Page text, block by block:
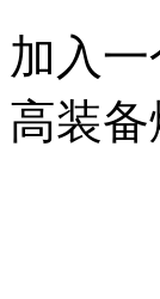
加入
高装